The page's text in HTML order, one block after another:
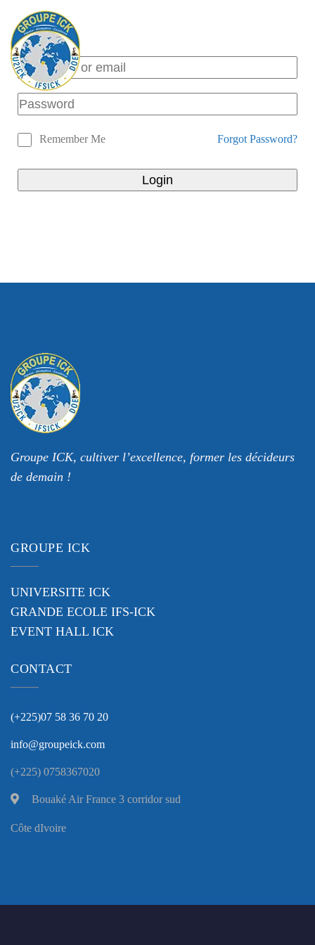
HOME / PAGE 404
Remember Me Forgot Password?
Groupe ICK, cultiver l’excellence, former les décideurs
de demain !
GROUPE ICK
UNIVERSITE ICK
GRANDE ECOLE IFS-ICK
EVENT HALL ICK
CONTACT
(+225)07 58 36 70 20
info@groupeick.com
(+225) 0758367020
Bouaké Air France 3 corridor sud
Côte dIvoire